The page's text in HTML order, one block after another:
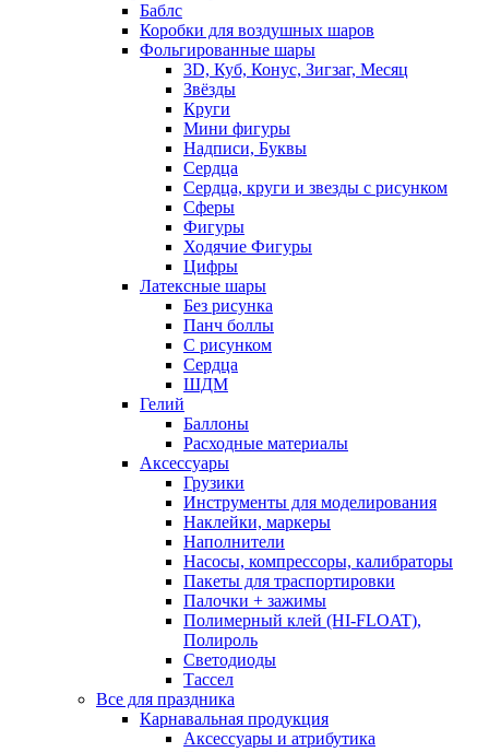
Баблс
Коробки для воздушных шаров
Фольгированные шары
3D, Куб, Конус, Зигзаг, Месяц
Звёзды
Круги
Мини фигуры
Надписи, Буквы
Сердца
Сердца, круги и звезды с рисунком
Сферы
Фигуры
Ходячие Фигуры
Цифры
Латексные шары
Без рисунка
Панч боллы
С рисунком
Сердца
ШДМ
Гелий
Баллоны
Расходные материалы
Аксессуары
Грузики
Инструменты для моделирования
Наклейки, маркеры
Наполнители
Насосы, компрессоры, калибраторы
Пакеты для траспортировки
Палочки + зажимы
Полимерный клей (HI-FLOAT),
Полироль
Светодиоды
Тассел
Все для праздника
Карнавальная продукция
Аксессуары и атрибутика